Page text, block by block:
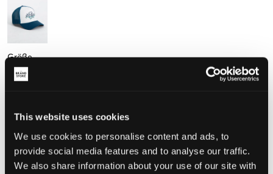
This website uses cookies
We use cookies to personalise content and ads, to
provide social media features and to analyse our traffic.
We also share information about your use of our site with
Größe
Wahrgenommene Größe
Klein